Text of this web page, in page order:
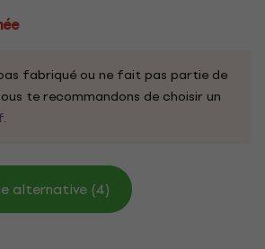
fabriqué ou ne fait pas partie de
te recommandons de choisir un
.
alternative (4)